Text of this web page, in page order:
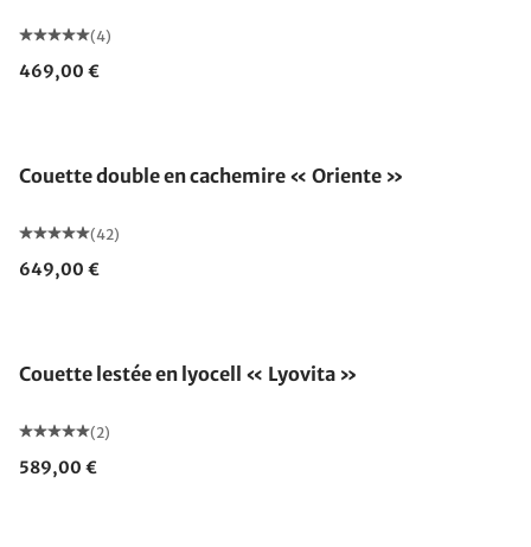
(4)
469,00 €
Couette double en cachemire « Oriente »
(42)
649,00 €
Couette lestée en lyocell « Lyovita »
(2)
589,00 €